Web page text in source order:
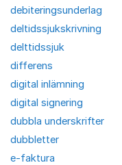
debiteringsunderlag
deltidssjukskrivning
delttidssjuk
differens
digital inlämning
digital signering
dubbla underskrifter
dubbletter
e-faktura